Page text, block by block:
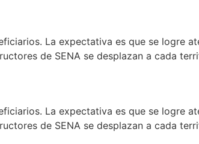
La expectativa es que se logre
de SENA se desplazan a cada
La expectativa es que se logre
de SENA se desplazan a cada